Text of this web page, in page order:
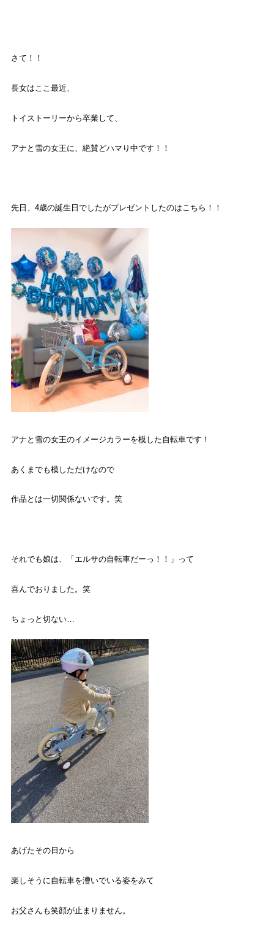
さて！！
長女はここ最近、
トイストーリーから卒業して、
アナと雪の女王に、絶賛どハマり中です！！
先日、 4歳の誕生日でしたがプレゼントしたのはこちら！！
アナと雪の女王のイメージカラーを模した自転車です！
あくまでも模しただけなので
作品とは一切関係ないです。笑
それでも娘は、「エルサの自転車だーっ！！」って
喜んでおりました。笑
ちょっと切ない…
あげたその日から
楽しそうに自転車を漕いでいる姿をみて
お父さんも笑顔が止まりません。